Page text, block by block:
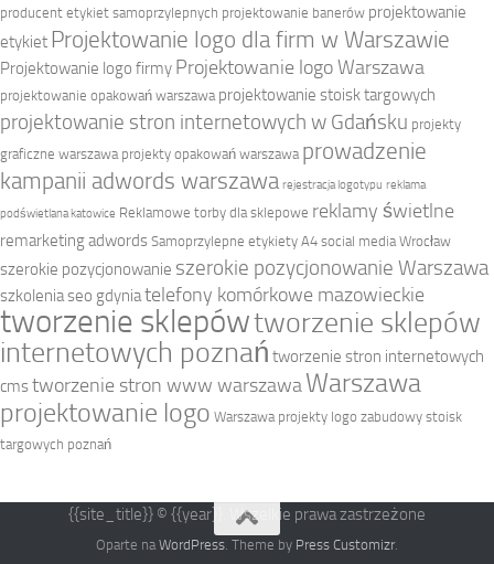
producent etykiet samoprzylepnych projektowanie banerów projektowanie
etykiet Projektowanie logo dla firm w Warszawie
Projektowanie logo firmy Projektowanie logo Warszawa
projektowanie opakowań warszawa projektowanie stoisk targowych
projektowanie stron internetowych w Gdańsku projekty
graficzne warszawa projekty opakowań warszawa prowadzenie
kampanii adwords warszawa rejestracja logotypu reklama
podświetlana katowice Reklamowe torby dla sklepowe reklamy świetlne
remarketing adwords Samoprzylepne etykiety A4 social media Wrocław
szerokie pozycjonowanie szerokie pozycjonowanie Warszawa
szkolenia seo gdyniatelefony komórkowe mazowieckie
tworzenie sklepówtworzenie sklepów
internetowych poznań tworzenie stron internetowych
cmstworzenie stron www warszawaWarszawa
projektowanie logo Warszawa projekty logo zabudowy stoisk
targowych poznań
{{site_title}} © {{year}}. Wszelkie prawa zastrzeżone
Oparte naWordPress. Theme by Press Customizr.